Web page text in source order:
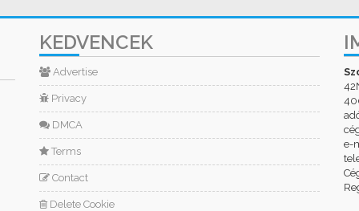
KEDVENCEK
Advertise
Privacy
DMCA
Terms
Contact
Delete Cookie
e-